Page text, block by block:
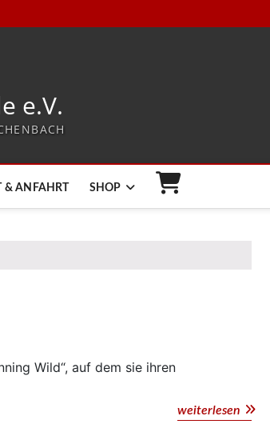
e.V.
& ANFAHRT SHOP
Wild“, auf dem sie ihren
weiterlesen Sari